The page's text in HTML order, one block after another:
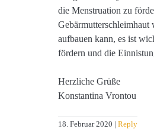
die Menstruation zu
Gebärmutterschleimhaut
aufbauen kann, es ist
fördern und die
Herzliche Grüße
Konstantina Vrontou
18. Februar 2020 Reply